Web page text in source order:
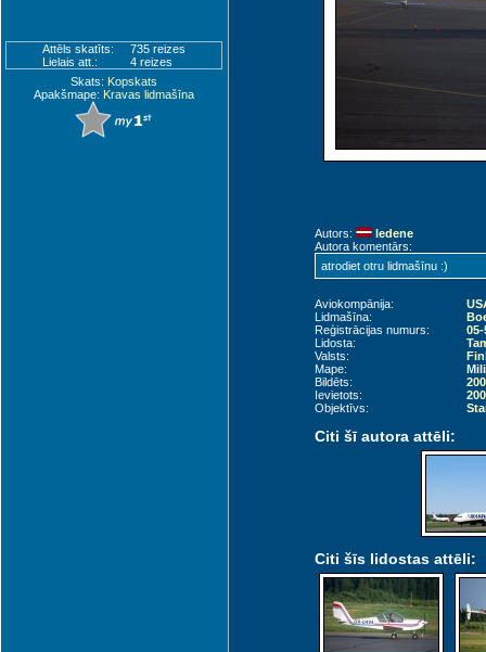
Attēls skatīts:
735 reizes
Lielais att.:
4 reizes
Skats: Kopskats
Apakšmape: Kravas lidmašīna
Autors:
ledene
Autora komentārs:
atrodiet otru lidmašīnu :)
Aviokompānija:
Lidmašīna:
Reģistrācijas numurs:
05-
Lidosta:
Valsts:
Mape:
Bildēts:
Ievietots:
Objektīvs:
Citi šī autora attēli:
Citi šīs lidostas attēli: